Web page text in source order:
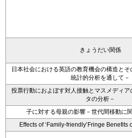
きょうだい関係
日本社会における英語の教育機会の構造と
統計的分析を通して－
投票行動におよぼす対人接触とマスメディ
タの分析－
子に対する母親の影響－世代間移動に
Effects of ‘Family-friendly’Fringe Benefits